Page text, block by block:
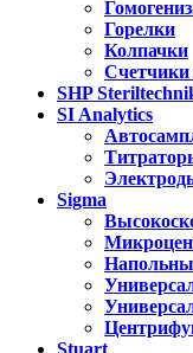
Горелки
Колпачки
Счетчики
SHP
SI Analytics
Sigma
Stuart